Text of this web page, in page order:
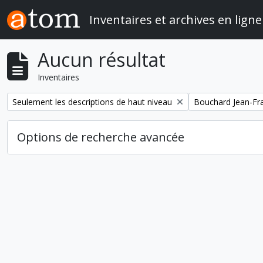
Skip to main content
Inventaires et archives en ligne
Aucun résultat
Inventaires
Remove filter:
Seulement les descriptions de haut niveau Remove filter:
Bouchard Jean-
Options de recherche avancée